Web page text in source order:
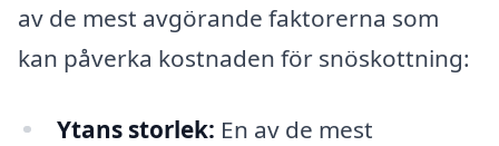
av de mest avgörande faktorerna som
kan påverka kostnaden för snöskottning:
Ytans storlek: En av de mest